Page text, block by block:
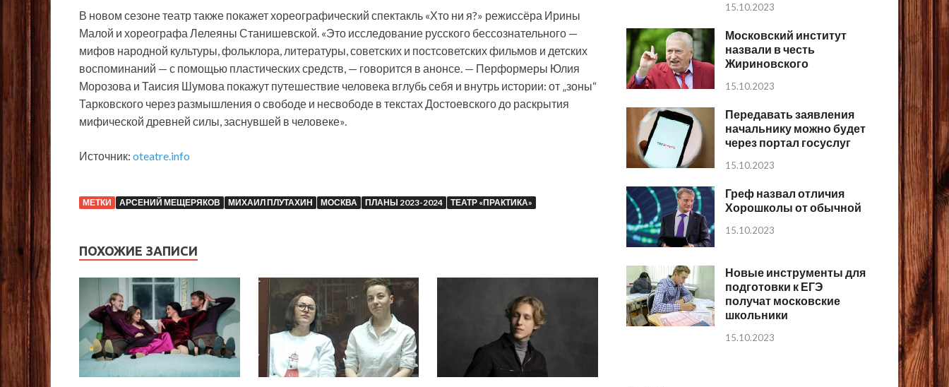
В новом сезоне театр также покажет хореографический спектакль «Хто ни я?» режиссёра Ирины
Малой и хореографа Лелеяны Станишевской. «Это исследование русского бессознательного —
мифов народной культуры, фольклора, литературы, советских и постсоветских фильмов и детских
воспоминаний — с помощью пластических средств, — говорится в анонсе. — Перформеры Юлия
Морозова и Таисия Шумова покажут путешествие человека вглубь себя и внутрь истории: от „зоны“
Тарковского через размышления о свободе и несвободе в текстах Достоевского до раскрытия
мифической древней силы, заснувшей в человеке».
Источник: oteatre.info
МЕТКИ АРСЕНИЙ МЕЩЕРЯКОВ МИХАИЛ ПЛУТАХИН МОСКВА ПЛАНЫ 2023-2024 ТЕАТР «ПРАКТИКА»
ПОХОЖИЕ ЗАПИСИ
15.10.2023
Московский институт
назвали в честь
Жириновского
15.10.2023
Передавать заявления
начальнику можно будет
через портал госуслуг
15.10.2023
Греф назвал отличия
Хорошколы от обычной
15.10.2023
Новые инструменты для
подготовки к ЕГЭ
получат московские
школьники
15.10.2023